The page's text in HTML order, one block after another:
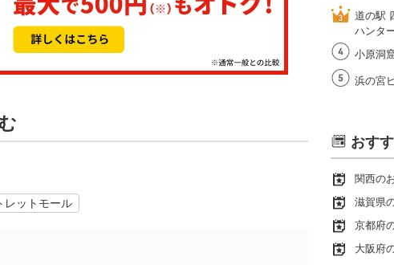
レットモール
道の駅
ハンタ
小原洞
浜の宮
おす
関西の
滋賀県
京都府
大阪府